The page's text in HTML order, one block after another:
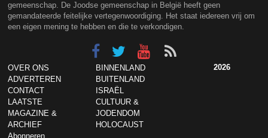
gemeenschap. De Joodse gemeenschap in België heeft geen
gemandateerde feitelijke vertegenwoordiging. Het staat iedereen vrij om
een eigen mening te hebben en die te verkondigen.
OVER ONS
ADVERTEREN
CONTACT
LAATSTE
MAGAZINE &
ARCHIEF
Abonneren
BINNENLAND
BUITENLAND
ISRAËL
CULTUUR &
JODENDOM
HOLOCAUST
2026